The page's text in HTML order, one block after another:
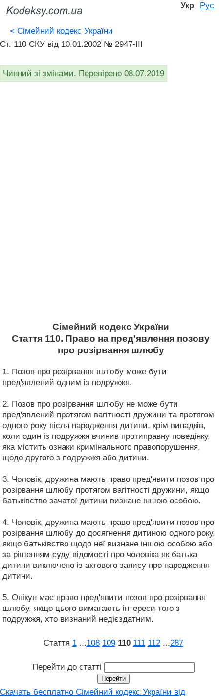
Укр Рус
< Сімейний кодекс України
Ст. 110 СКУ від 10.01.2002 № 2947-III
Чинний зі змінами. Перевірено 08.07.2019
Сімейний кодекс України
Стаття 110. Право на пред'явлення позову
про розірвання шлюбу
1. Позов про розірвання шлюбу може бути
пред'явлений одним із подружжя.
2. Позов про розірвання шлюбу не може бути
пред'явлений протягом вагітності дружини та протягом
одного року після народження дитини, крім випадків,
коли один із подружжя вчинив протиправну поведінку,
яка містить ознаки кримінального правопорушення,
щодо другого з подружжя або дитини.
3. Чоловік, дружина мають право пред'явити позов про
розірвання шлюбу протягом вагітності дружини, якщо
батьківство зачатої дитини визнане іншою особою.
4. Чоловік, дружина мають право пред'явити позов про
розірвання шлюбу до досягнення дитиною одного року,
якщо батьківство щодо неї визнане іншою особою або
за рішенням суду відомості про чоловіка як батька
дитини виключено із актового запису про народження
дитини.
5. Опікун має право пред'явити позов про розірвання
шлюбу, якщо цього вимагають інтереси того з
подружжя, хто визнаний недієздатним.
Стаття 1 ...108 109 110 111 112 ...287
Перейти до статті
Скачать бесплатно Сімейний кодекс України від